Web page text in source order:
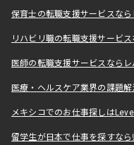
保育士の転職支援サービスな
リハビリ職の転職支援サービ
医師の転職支援サービスなら
医療・ヘルスケア業界の課題
メキシコでのお仕事探しは
留学生が日本で仕事を探すなら